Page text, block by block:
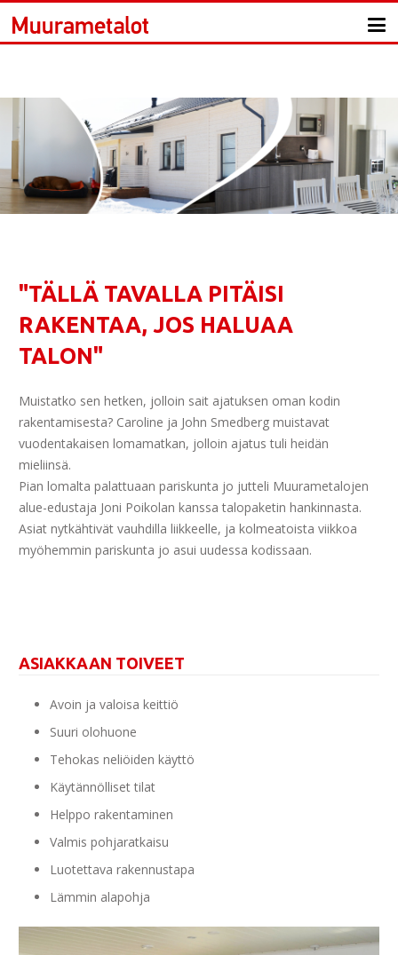
"TÄLLÄ TAVALLA PITÄISI
RAKENTAA, JOS HALUAA
TALON"
Muistatko sen hetken, jolloin sait ajatuksen oman kodin
rakentamisesta? Caroline ja John Smedberg muistavat
vuodentakaisen lomamatkan, jolloin ajatus tuli heidän
mieliinsä.
Pian lomalta palattuaan pariskunta jo jutteli Muurametalojen
alue-edustaja Joni Poikolan kanssa talopaketin hankinnasta.
Asiat nytkähtivät vauhdilla liikkeelle, ja kolmeatoista viikkoa
myöhemmin pariskunta jo asui uudessa kodissaan.
ASIAKKAAN TOIVEET
Avoin ja valoisa keittiö
Suuri olohuone
Tehokas neliöiden käyttö
Käytännölliset tilat
Helppo rakentaminen
Valmis pohjaratkaisu
Luotettava rakennustapa
Lämmin alapohja